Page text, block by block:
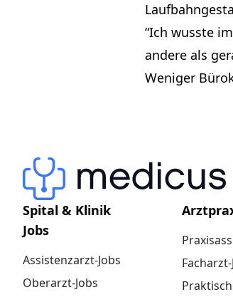
“Ich wusste
andere als
Weniger
Spital & Klinik
Jobs
Assistenzarzt-Jobs
Oberarzt-Jobs
Facharzt-